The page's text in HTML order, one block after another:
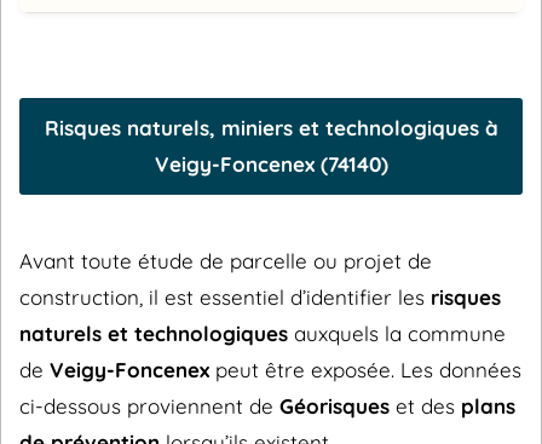
Risques naturels, miniers et technologiques à
Veigy-Foncenex (74140)
Avant toute étude de parcelle ou projet de
construction, il est essentiel d’identifier les risques
naturels et technologiques auxquels la commune
de Veigy-Foncenex peut être exposée. Les données
ci-dessous proviennent de Géorisques et des plans